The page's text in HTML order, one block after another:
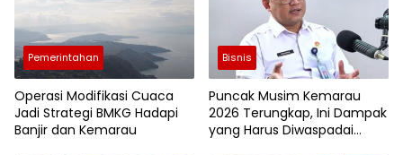
Pemerintahan
Operasi Modifikasi Cuaca
Jadi Strategi BMKG Hadapi
Banjir dan Kemarau
Bisnis
Puncak Musim Kemarau
2026 Terungkap, Ini Dampak
yang Harus Diwaspadai